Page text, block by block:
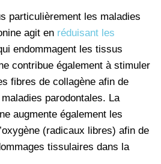
particulièrement les maladies
agit en réduisant les
endommagent les tissus
contribue également à stimuler
fibres de collagène afin de
parodontales. La
augmente également les
(radicaux libres) afin de
tissulaires dans la